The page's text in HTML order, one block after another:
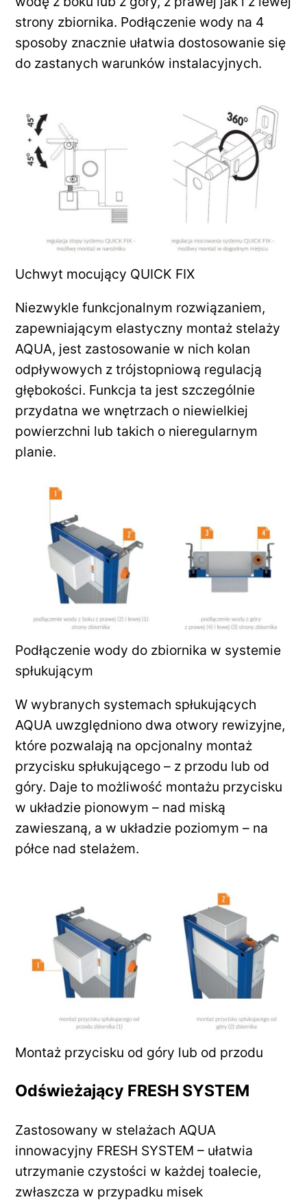
strony zbiornika. Podłączenie wody na 4
sposoby znacznie ułatwia dostosowanie się
do zastanych warunków instalacyjnych.
Uchwyt mocujący QUICK FIX
Niezwykle funkcjonalnym rozwiązaniem,
zapewniającym elastyczny montaż stelaży
AQUA, jest zastosowanie w nich kolan
odpływowych z trójstopniową regulacją
głębokości. Funkcja ta jest szczególnie
przydatna we wnętrzach o niewielkiej
powierzchni lub takich o nieregularnym
planie.
Podłączenie wody do zbiornika w systemie
spłukującym
W wybranych systemach spłukujących
AQUA uwzględniono dwa otwory rewizyjne,
które pozwalają na opcjonalny montaż
przycisku spłukującego – z przodu lub od
góry. Daje to możliwość montażu przycisku
w układzie pionowym – nad miską
zawieszaną, a w układzie poziomym – na
półce nad stelażem.
Montaż przycisku od góry lub od przodu
Odświeżający FRESH SYSTEM
Zastosowany w stelażach AQUA
innowacyjny FRESH SYSTEM – ułatwia
utrzymanie czystości w każdej toalecie,
zwłaszcza w przypadku misek